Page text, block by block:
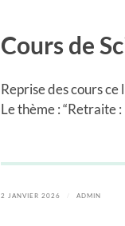
Cours de
Reprise des cours
Le thème : “Retraite
2 JANVIER 2026 ADMIN